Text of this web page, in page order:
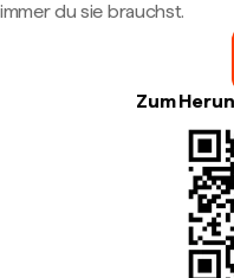
immer du sie brauchst.
Zum